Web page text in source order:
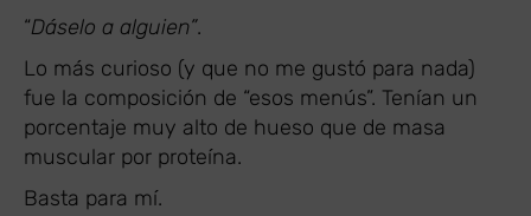
“Dáselo a alguien”.
Lo más curioso (y que no me gustó para nada)
fue la composición de “esos menús”. Tenían un
porcentaje muy alto de hueso que de masa
muscular por proteína.
Basta para mí.